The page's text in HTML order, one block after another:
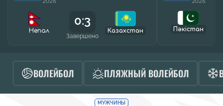
Непал
0:3
Завершено
Казахстан
Пәкістан
ВОЛЕЙБОЛ ПЛЯЖНЫЙ ВОЛЕЙБОЛ
МУЖЧИНЫ